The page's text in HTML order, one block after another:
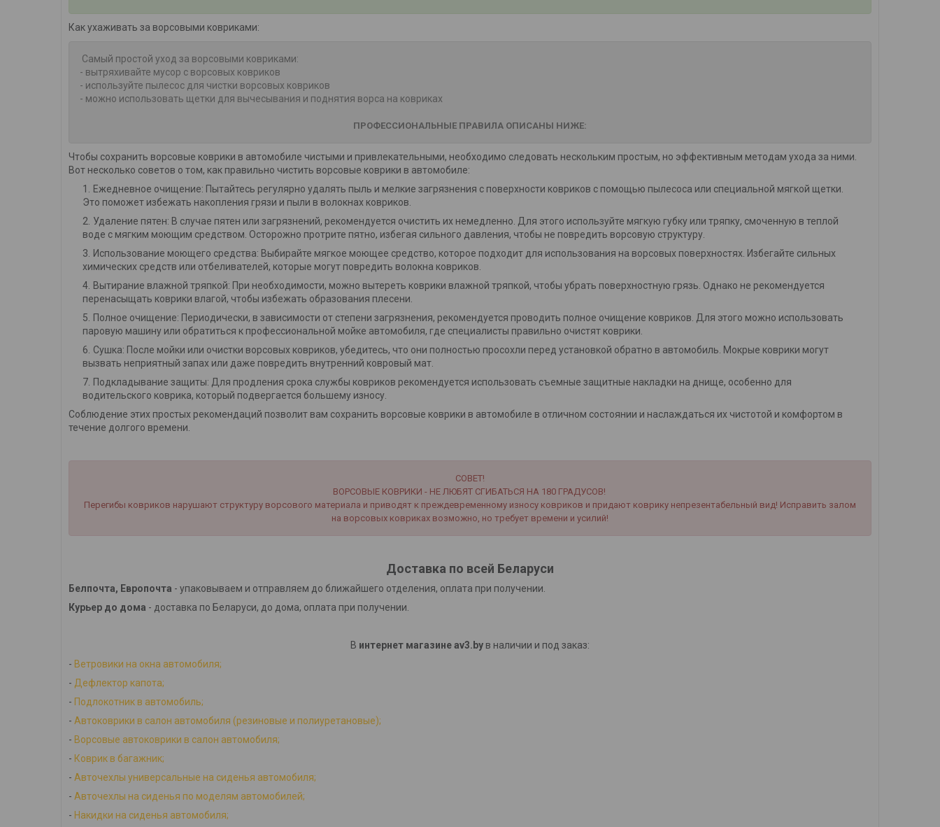
Как ухаживать за ворсовыми ковриками:
Самый простой уход за ворсовыми ковриками:
- вытряхивайте мусор с ворсовых ковриков
- используйте пылесос для чистки ворсовых ковриков
- можно использовать щетки для вычесывания и поднятия ворса на ковриках
ПРОФЕССИОНАЛЬНЫЕ ПРАВИЛА ОПИСАНЫ НИЖЕ:
Чтобы сохранить ворсовые коврики в автомобиле чистыми и привлекательными, необходимо следовать нескольким простым, но эффективным методам ухода за ними.
Вот несколько советов о том, как правильно чистить ворсовые коврики в автомобиле:
Ежедневное очищение: Пытайтесь регулярно удалять пыль и мелкие загрязнения с поверхности ковриков с помощью пылесоса или специальной мягкой щетки.
Это поможет избежать накопления грязи и пыли в волокнах ковриков.
Удаление пятен: В случае пятен или загрязнений, рекомендуется очистить их немедленно. Для этого используйте мягкую губку или тряпку, смоченную в теплой
воде с мягким моющим средством. Осторожно протрите пятно, избегая сильного давления, чтобы не повредить ворсовую структуру.
Использование моющего средства: Выбирайте мягкое моющее средство, которое подходит для использования на ворсовых поверхностях. Избегайте сильных
химических средств или отбеливателей, которые могут повредить волокна ковриков.
Вытирание влажной тряпкой: При необходимости, можно вытереть коврики влажной тряпкой, чтобы убрать поверхностную грязь. Однако не рекомендуется
перенасыщать коврики влагой, чтобы избежать образования плесени.
Полное очищение: Периодически, в зависимости от степени загрязнения, рекомендуется проводить полное очищение ковриков. Для этого можно использовать
паровую машину или обратиться к профессиональной мойке автомобиля, где специалисты правильно очистят коврики.
Сушка: После мойки или очистки ворсовых ковриков, убедитесь, что они полностью просохли перед установкой обратно в автомобиль. Мокрые коврики могут
вызвать неприятный запах или даже повредить внутренний ковровый мат.
Подкладывание защиты: Для продления срока службы ковриков рекомендуется использовать съемные защитные накладки на днище, особенно для
водительского коврика, который подвергается большему износу.
Соблюдение этих простых рекомендаций позволит вам сохранить ворсовые коврики в автомобиле в отличном состоянии и наслаждаться их чистотой и комфортом в
течение долгого времени.
СОВЕТ!
ВОРСОВЫЕ КОВРИКИ - НЕ ЛЮБЯТ СГИБАТЬСЯ НА 180 ГРАДУСОВ!
Перегибы ковриков нарушают структуру ворсового материала и приводят к преждевременному износу ковриков и придают коврику непрезентабельный вид! Исправить залом
на ворсовых ковриках возможно, но требует времени и усилий!
Доставка по всей Беларуси
Белпочта, Европочта - упаковываем и отправляем до ближайшего отделения, оплата при получении.
Курьер до дома - доставка по Беларуси, до дома, оплата при получении.
В интернет магазине av3.by в наличии и под заказ:
- Ветровики на окна автомобиля;
- Дефлектор капота;
- Подлокотник в автомобиль;
- Автоковрики в салон автомобиля (резиновые и полиуретановые);
- Ворсовые автоковрики в салон автомобиля;
- Коврик в багажник;
- Авточехлы универсальные на сиденья автомобиля;
- Авточехлы на сиденья по моделям автомобилей;
- Накидки на сиденья автомобиля;